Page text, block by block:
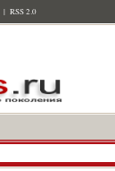
| RSS 2.0